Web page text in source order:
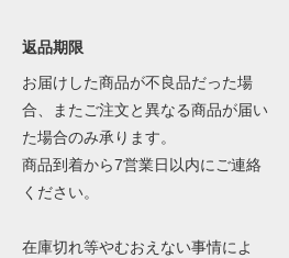
返品期限
お届けした商品が不良品だった場
合、またご注文と異なる商品が届い
た場合のみ承ります。
商品到着から7営業日以内にご連絡
ください。
在庫切れ等やむおえない事情によ